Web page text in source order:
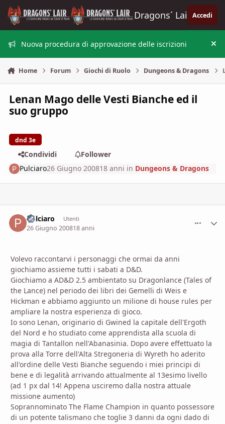
Vai al contenuto
Dragons´ Lair Accedi
Nuova procedura di approvazione delle iscrizioni
Home Forum Giochi di Ruolo Dungeons & Dragons
Lenan Mago delle Vesti Bianche ed il
suo gruppo
dnd 3e
Condividi
Follower
Pulciaro26 Giugno 200818 anni in Dungeons & Dragons
Pulciaro Utenti
26 Giugno 200818 anni
Volevo raccontarvi i personaggi che ormai da anni
giochiamo assieme tutti i sabati a D&D.
Giochiamo a AD&D 2.5 ambientato su Dragonlance (Tales of
the Lance) nel periodo dei libri dei Gemelli di Weis e
Hickman e abbiamo aggiunto un milione di house rules per
ampliare la nostra esperienza di gioco.
Io sono Lenan, originario di Gwined la capitale dell'Ergoth
del Nord e ho studiato come apprendista alla scuola di
magia di Tantallon nell'Abanasinia. Dopo avere effettuato la
prova alla Torre dell'Alta Stregoneria di Wyreth ho aderito
all'ordine delle Vesti Bianche seguendo i miei principi di
bene e di legalità arrivando attualmente al 13esimo livello
(ad 1 px dal 14! Appena usciremo dalla nostra attuale
missione aumento)
Soprannominato The Flame Champion in quanto possessore
di un potente talismano che toglie 3 danni da ogni dado di